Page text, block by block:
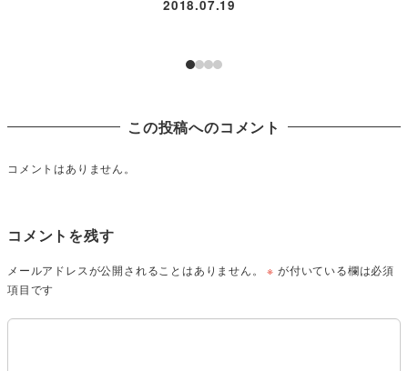
2018.07.19
この投稿へのコメント
コメントはありません。
コメントを残す
メールアドレスが公開されることはありません。 ※ が付いている欄は必須
項目です